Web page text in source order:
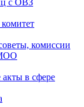
с ОВЗ
комиссии
в сфере